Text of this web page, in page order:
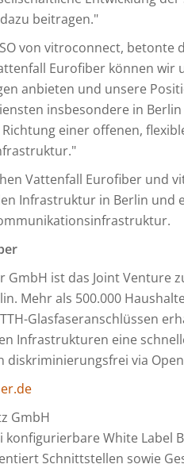
beitragen."
von vitroconnect,
Eurofiber können wir
anbieten und unsere
insbesondere in
einer offenen,
Vattenfall Eurofiber und
Infrastruktur in Berlin und
GmbH ist das Joint Venture
Mehr als 500.000
Glasfaseranschlüssen
Infrastrukturen eine
via
GmbH
White Label
Schnittstellen sowie